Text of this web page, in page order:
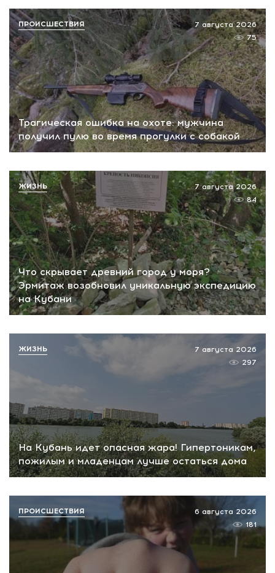
Трагическая ошибка на охоте: мужчина
получил пулю во время прогулки с собакой
7 августа 2026
75
ПРОИСШЕСТВИЯ
Что скрывает древний город у моря?
Эрмитаж возобновил уникальную экспедицию
на Кубани
7 августа 2026
84
ЖИЗНЬ
На Кубань идет опасная жара! Гипертоникам,
пожилым и младенцам лучше остаться дома
7 августа 2026
297
ЖИЗНЬ
6 августа 2026
181
ПРОИСШЕСТВИЯ